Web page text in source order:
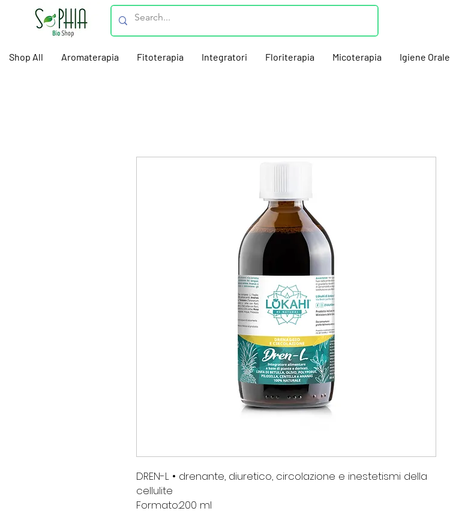
Shop All Aromaterapia Fitoterapia Integratori Floriterapia Micoterapia Igiene Orale
DREN-L • drenante, diuretico, circolazione e inestetismi della
cellulite
Formato:200 ml